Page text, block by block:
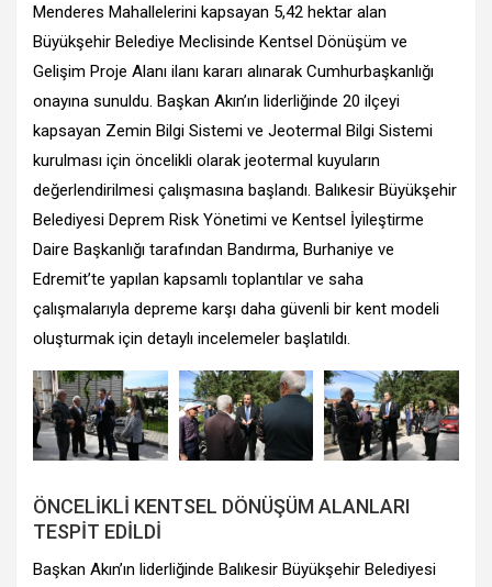
Menderes Mahallelerini kapsayan 5,42 hektar alan
Büyükşehir Belediye Meclisinde Kentsel Dönüşüm ve
Gelişim Proje Alanı ilanı kararı alınarak Cumhurbaşkanlığı
onayına sunuldu. Başkan Akın’ın liderliğinde 20 ilçeyi
kapsayan Zemin Bilgi Sistemi ve Jeotermal Bilgi Sistemi
kurulması için öncelikli olarak jeotermal kuyuların
değerlendirilmesi çalışmasına başlandı. Balıkesir Büyükşehir
Belediyesi Deprem Risk Yönetimi ve Kentsel İyileştirme
Daire Başkanlığı tarafından Bandırma, Burhaniye ve
Edremit’te yapılan kapsamlı toplantılar ve saha
çalışmalarıyla depreme karşı daha güvenli bir kent modeli
oluşturmak için detaylı incelemeler başlatıldı.
ÖNCELİKLİ KENTSEL DÖNÜŞÜM ALANLARI
TESPİT EDİLDİ
Başkan Akın’ın liderliğinde Balıkesir Büyükşehir Belediyesi